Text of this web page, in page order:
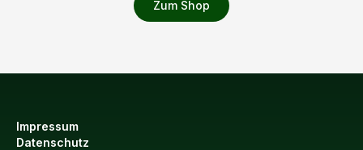
Zum Shop
Impressum
Datenschutz